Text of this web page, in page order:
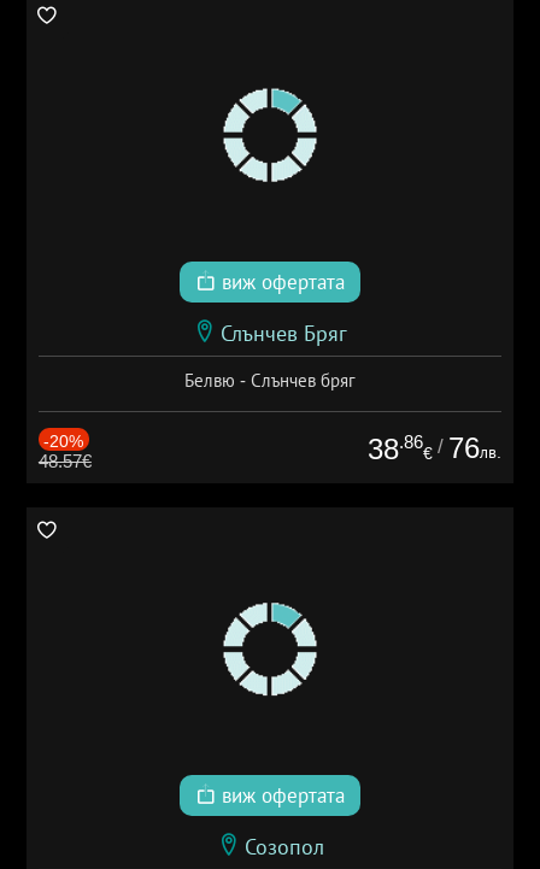
виж офертата
Слънчев Бряг
Белвю - Слънчев бряг
-20%
48.57€ 38.86
€ / 76лв.
виж офертата
Созопол